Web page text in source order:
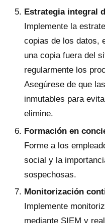
Estrategia integral
Implemente la
copias de los datos,
una copia fuera del
regularmente los
Asegúrese de que
inmutables para
elimine.
Formación en
Forme a los
social y la
sospechosas.
Monitorización
Implemente
mediante SIEM y